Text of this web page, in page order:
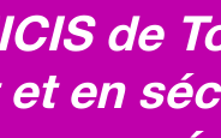
de
en